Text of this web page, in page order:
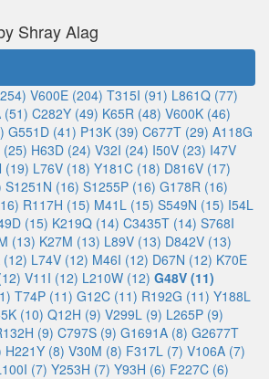
Shray Alag
V600E (204) T315I (91) L861Q (77)
(51) C282Y (49) K65R (48) V600K (46)
G551D (41) P13K (39) C677T (29) A118G
(25) H63D (24) V32I (24) I50V (23) I47V
(19) L76V (18) Y181C (18) D816V (17)
S1251N (16) S1255P (16) G178R (16)
R117H (15) M41L (15) S549N (15) I54L
(15) K219Q (14) C3435T (14) S768I
(13) K27M (13) L89V (13) D842V (13)
(12) L74V (12) M46I (12) D67N (12) K70E
V11I (12) L210W (12) G48V (11)
T74P (11) G12C (11) R192G (11) Y188L
(10) Q12H (9) V299L (9) L265P (9)
(9) C797S (9) G1691A (8) G2677T
H221Y (8) V30M (8) F317L (7) V106A (7)
(7) Y253H (7) Y93H (6) F227C (6)